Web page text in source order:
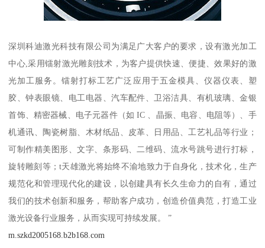
深圳科迪激光科技有限公司为满足广大客户的要求，设有激光加工
中心,采用镭射激光雕刻技术，为客户提供快速、便捷、效果好的激
光加工服务。镭射打标工艺广泛应用于五金模具、仪器仪表、塑
胶、钟表眼镜、电工电器、汽车配件、卫浴洁具、有机玻璃、金银
首饰、精密器械、电子元器件（如 IC 、晶振、电容、电阻等）、手
机通讯、陶瓷树脂、木材纸品、皮革、日用品、工艺礼品等行业；
可制作精美图形、文字、条形码、二维码、流水号跳号进行打标，
旋转雕刻等；t天雄激光将始终不渝地致力于自身化，技术化，生产
规范化和管理现代化的建设，以创建具有长久生命力的自有，通过
我们的技术创新和服务，帮助客户成功，创造价值典范，打造工业
激光设备行业服务，从而实现可持续发展。 ”
m.szkd2005168.b2b168.com